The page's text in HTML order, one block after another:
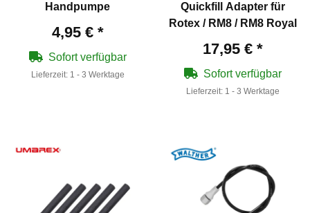
Handpumpe
4,95 € *
Sofort verfügbar
Lieferzeit: 1 - 3 Werktage
Quickfill Adapter für
Rotex / RM8 / RM8 Royal
17,95 € *
Sofort verfügbar
Lieferzeit: 1 - 3 Werktage